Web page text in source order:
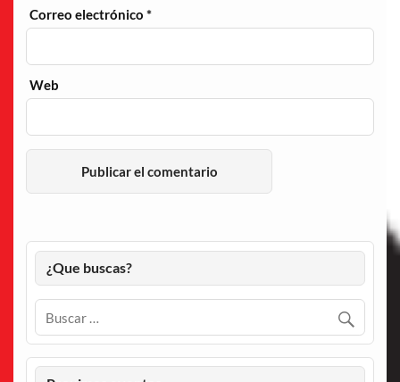
Correo electrónico*
Web
¿Que buscas?